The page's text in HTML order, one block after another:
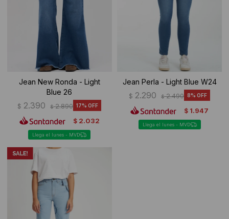
Jean New Ronda - Light
Blue 26
$ 2.390 $ 2.890 17
$ 2.032
Llega el lunes - MVD
Jean Perla - Light Blue W24
$ 2.290 $ 2.490 8
$ 1.947
Llega el lunes - MVD
Ropa Interior
Canguros
Camperas
Buzos
Shorts de baño
Sherpas
Camisas y blusas
Vestidos
Sherpas